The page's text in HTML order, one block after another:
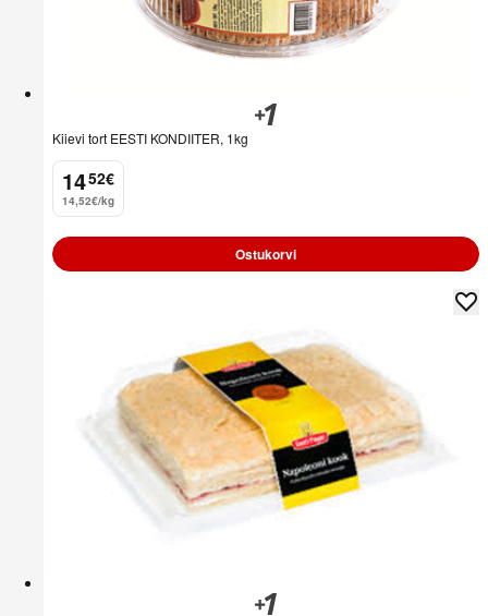
Kiievi tort EESTI KONDIITER, 1kg
14
. 52€
14,52€/kg
Ostukorvi